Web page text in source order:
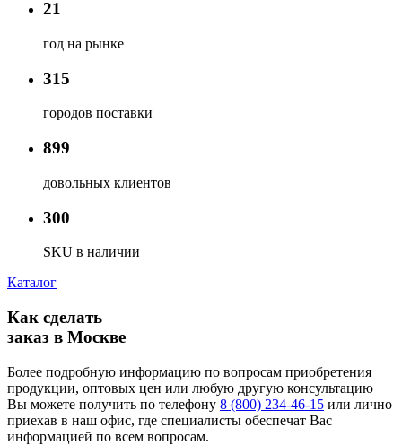
21
год на рынке
315
городов поставки
899
довольных клиентов
300
SKU в наличии
Каталог
Как сделать
заказ в Москве
Более подробную информацию по вопросам приобретения
продукции, оптовых цен или любую другую консультацию
Вы можете получить по телефону 8 (800) 234-46-15 или лично
приехав в наш офис, где специалисты обеспечат Вас
информацией по всем вопросам.